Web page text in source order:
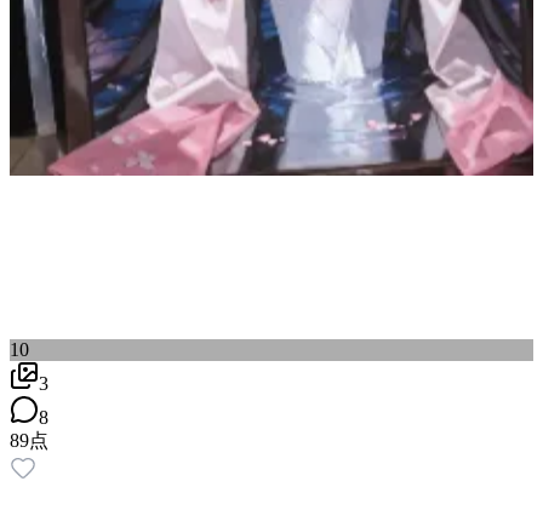
10
3
8
89点